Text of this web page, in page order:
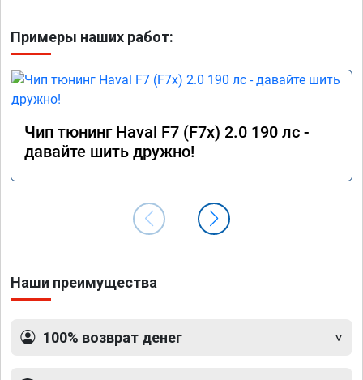
Примеры наших работ:
Чип тюнинг Haval F7 (F7x) 2.0 190 лс -
давайте шить дружно!
Наши преимущества
100% возврат денег